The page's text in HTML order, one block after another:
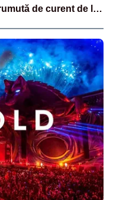
de curent de la